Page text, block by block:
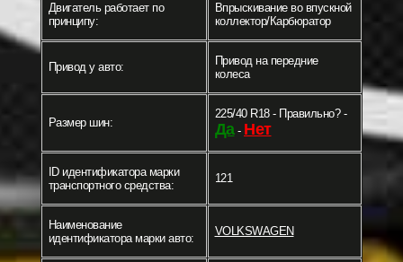
Двигатель работает по
принципу:
Впрыскивание во впускной
коллектор/Карбюратор
Привод у авто:
Привод на передние
колеса
Размер шин:
225/40 R18 - Правильно? -
Да- Нет
ID идентификатора марки
транспортного средства:
121
Наименование
идентификатора марки авто:
VOLKSWAGEN